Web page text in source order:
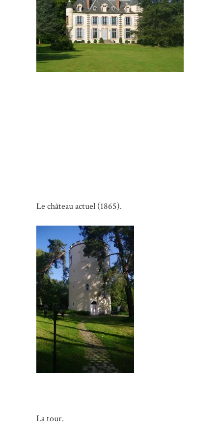
Le château actuel (1865).
La tour.